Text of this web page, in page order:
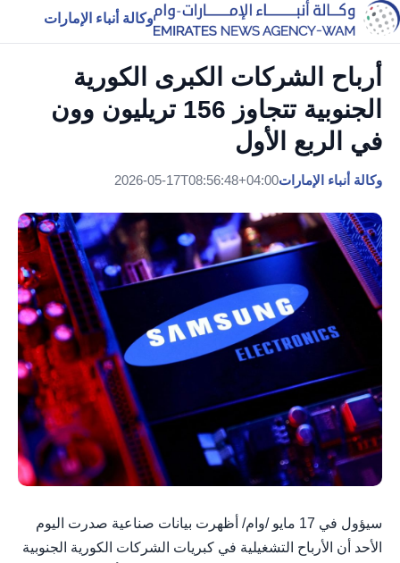
وكالة أنباء الإمارات
أرباح الشركات الكبرى الكورية
الجنوبية تتجاوز 156 تريليون وون
في الربع الأول
وكالة أنباء الإمارات2026-05-17T08:56:48+04:00
سيؤول في 17 مايو /وام/ أظهرت بيانات صناعية صدرت اليوم
الأحد أن الأرباح التشغيلية في كبريات الشركات الكورية الجنوبية